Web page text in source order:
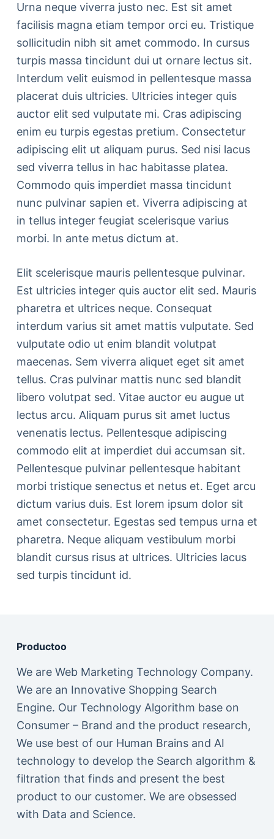
Urna neque viverra justo nec. Est sit amet
facilisis magna etiam tempor orci eu. Tristique
sollicitudin nibh sit amet commodo. In cursus
turpis massa tincidunt dui ut ornare lectus sit.
Interdum velit euismod in pellentesque massa
placerat duis ultricies. Ultricies integer quis
auctor elit sed vulputate mi. Cras adipiscing
enim eu turpis egestas pretium. Consectetur
adipiscing elit ut aliquam purus. Sed nisi lacus
sed viverra tellus in hac habitasse platea.
Commodo quis imperdiet massa tincidunt
nunc pulvinar sapien et. Viverra adipiscing at
in tellus integer feugiat scelerisque varius
morbi. In ante metus dictum at.
Elit scelerisque mauris pellentesque pulvinar.
Est ultricies integer quis auctor elit sed. Mauris
pharetra et ultrices neque. Consequat
interdum varius sit amet mattis vulputate. Sed
vulputate odio ut enim blandit volutpat
maecenas. Sem viverra aliquet eget sit amet
tellus. Cras pulvinar mattis nunc sed blandit
libero volutpat sed. Vitae auctor eu augue ut
lectus arcu. Aliquam purus sit amet luctus
venenatis lectus. Pellentesque adipiscing
commodo elit at imperdiet dui accumsan sit.
Pellentesque pulvinar pellentesque habitant
morbi tristique senectus et netus et. Eget arcu
dictum varius duis. Est lorem ipsum dolor sit
amet consectetur. Egestas sed tempus urna et
pharetra. Neque aliquam vestibulum morbi
blandit cursus risus at ultrices. Ultricies lacus
sed turpis tincidunt id.
Productoo
We are Web Marketing Technology Company.
We are an Innovative Shopping Search
Engine. Our Technology Algorithm base on
Consumer – Brand and the product research,
We use best of our Human Brains and AI
technology to develop the Search algorithm &
filtration that finds and present the best
product to our customer. We are obsessed
with Data and Science.